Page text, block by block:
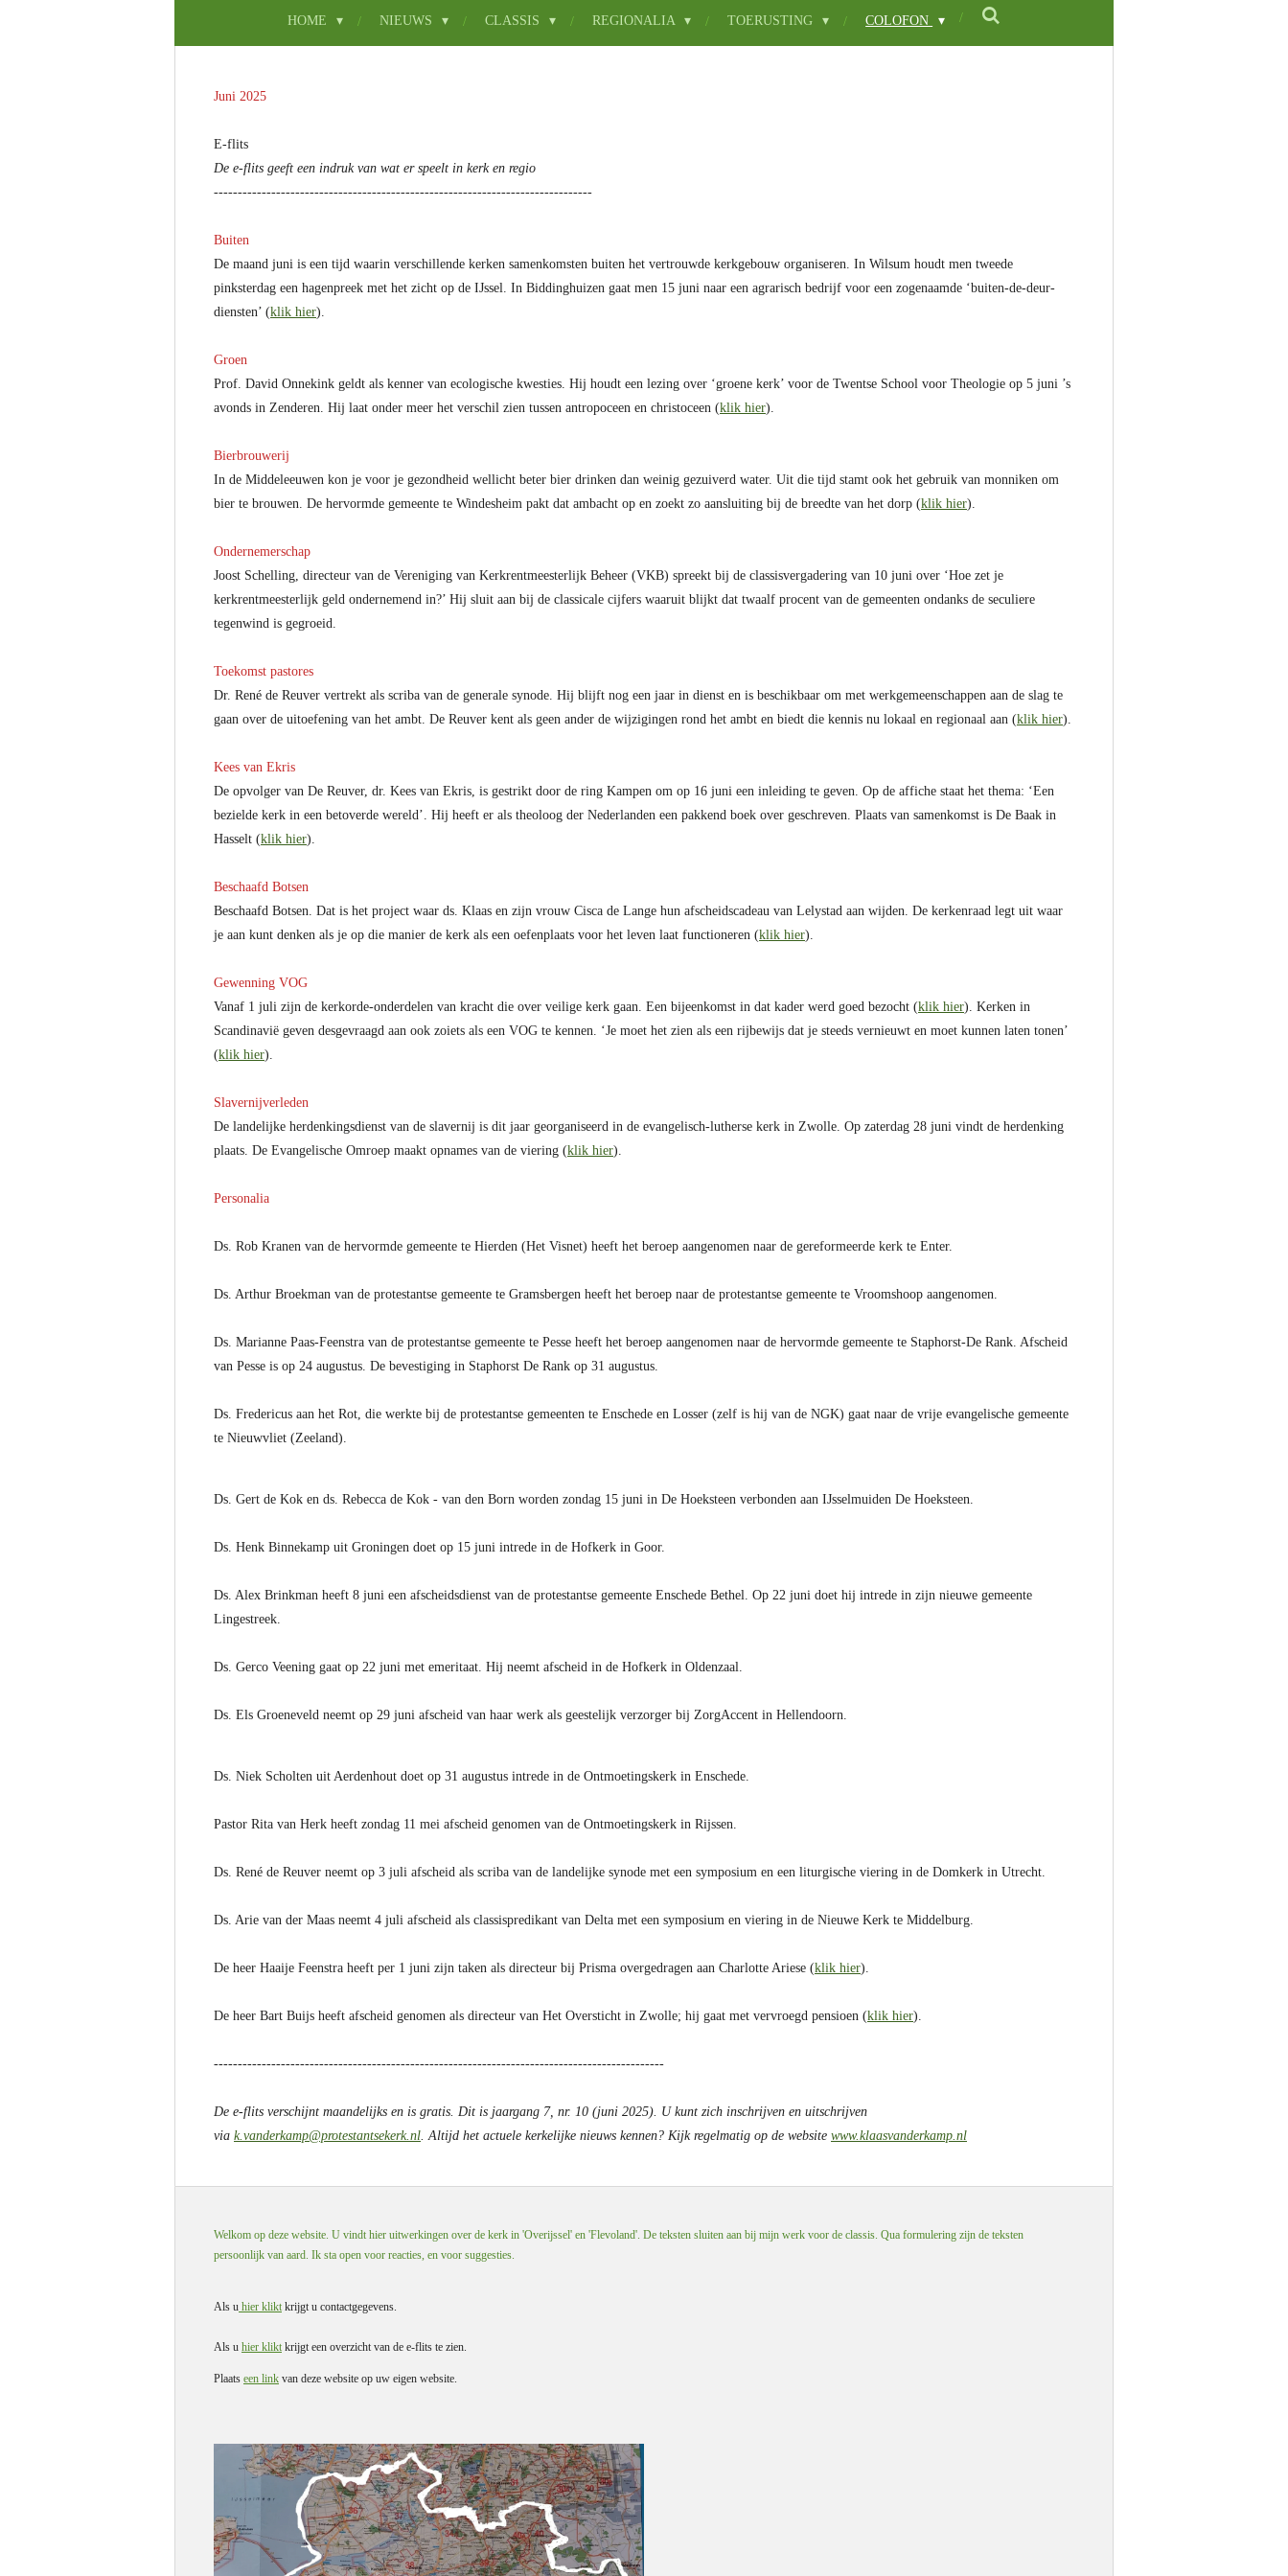
HOME NIEUWS CLASSIS REGIONALIA TOERUSTING COLOFON
Juni 2025
E-flits
De e-flits geeft een indruk van wat er speelt in kerk en regio
-------------------------------------------------------------------------------
Buiten
De maand juni is een tijd waarin verschillende kerken samenkomsten buiten het vertrouwde kerkgebouw organiseren. In Wilsum houdt men tweede
pinksterdag een hagenpreek met het zicht op de IJssel. In Biddinghuizen gaat men 15 juni naar een agrarisch bedrijf voor een zogenaamde ‘buiten-de-deur-
diensten’ (klik hier).
Groen
Prof. David Onnekink geldt als kenner van ecologische kwesties. Hij houdt een lezing over ‘groene kerk’ voor de Twentse School voor Theologie op 5 juni ’s
avonds in Zenderen. Hij laat onder meer het verschil zien tussen antropoceen en christoceen (klik hier).
Bierbrouwerij
In de Middeleeuwen kon je voor je gezondheid wellicht beter bier drinken dan weinig gezuiverd water. Uit die tijd stamt ook het gebruik van monniken om
bier te brouwen. De hervormde gemeente te Windesheim pakt dat ambacht op en zoekt zo aansluiting bij de breedte van het dorp (klik hier).
Ondernemerschap
Joost Schelling, directeur van de Vereniging van Kerkrentmeesterlijk Beheer (VKB) spreekt bij de classisvergadering van 10 juni over ‘Hoe zet je
kerkrentmeesterlijk geld ondernemend in?’ Hij sluit aan bij de classicale cijfers waaruit blijkt dat twaalf procent van de gemeenten ondanks de seculiere
tegenwind is gegroeid.
Toekomst pastores
Dr. René de Reuver vertrekt als scriba van de generale synode. Hij blijft nog een jaar in dienst en is beschikbaar om met werkgemeenschappen aan de slag te
gaan over de uitoefening van het ambt. De Reuver kent als geen ander de wijzigingen rond het ambt en biedt die kennis nu lokaal en regionaal aan (klik hier).
Kees van Ekris
De opvolger van De Reuver, dr. Kees van Ekris, is gestrikt door de ring Kampen om op 16 juni een inleiding te geven. Op de affiche staat het thema: ‘Een
bezielde kerk in een betoverde wereld’. Hij heeft er als theoloog der Nederlanden een pakkend boek over geschreven. Plaats van samenkomst is De Baak in
Hasselt (klik hier).
Beschaafd Botsen
Beschaafd Botsen. Dat is het project waar ds. Klaas en zijn vrouw Cisca de Lange hun afscheidscadeau van Lelystad aan wijden. De kerkenraad legt uit waar
je aan kunt denken als je op die manier de kerk als een oefenplaats voor het leven laat functioneren (klik hier).
Gewenning VOG
Vanaf 1 juli zijn de kerkorde-onderdelen van kracht die over veilige kerk gaan. Een bijeenkomst in dat kader werd goed bezocht (klik hier). Kerken in
Scandinavië geven desgevraagd aan ook zoiets als een VOG te kennen. ‘Je moet het zien als een rijbewijs dat je steeds vernieuwt en moet kunnen laten tonen’
(klik hier).
Slavernijverleden
De landelijke herdenkingsdienst van de slavernij is dit jaar georganiseerd in de evangelisch-lutherse kerk in Zwolle. Op zaterdag 28 juni vindt de herdenking
plaats. De Evangelische Omroep maakt opnames van de viering (klik hier).
Personalia
Ds. Rob Kranen van de hervormde gemeente te Hierden (Het Visnet) heeft het beroep aangenomen naar de gereformeerde kerk te Enter.
Ds. Arthur Broekman van de protestantse gemeente te Gramsbergen heeft het beroep naar de protestantse gemeente te Vroomshoop aangenomen.
Ds. Marianne Paas-Feenstra van de protestantse gemeente te Pesse heeft het beroep aangenomen naar de hervormde gemeente te Staphorst-De Rank. Afscheid
van Pesse is op 24 augustus. De bevestiging in Staphorst De Rank op 31 augustus.
Ds. Fredericus aan het Rot, die werkte bij de protestantse gemeenten te Enschede en Losser (zelf is hij van de NGK) gaat naar de vrije evangelische gemeente
te Nieuwvliet (Zeeland).
Ds. Gert de Kok en ds. Rebecca de Kok - van den Born worden zondag 15 juni in De Hoeksteen verbonden aan IJsselmuiden De Hoeksteen.
Ds. Henk Binnekamp uit Groningen doet op 15 juni intrede in de Hofkerk in Goor.
Ds. Alex Brinkman heeft 8 juni een afscheidsdienst van de protestantse gemeente Enschede Bethel. Op 22 juni doet hij intrede in zijn nieuwe gemeente
Lingestreek.
Ds. Gerco Veening gaat op 22 juni met emeritaat. Hij neemt afscheid in de Hofkerk in Oldenzaal.
Ds. Els Groeneveld neemt op 29 juni afscheid van haar werk als geestelijk verzorger bij ZorgAccent in Hellendoorn.
Ds. Niek Scholten uit Aerdenhout doet op 31 augustus intrede in de Ontmoetingskerk in Enschede.
Pastor Rita van Herk heeft zondag 11 mei afscheid genomen van de Ontmoetingskerk in Rijssen.
Ds. René de Reuver neemt op 3 juli afscheid als scriba van de landelijke synode met een symposium en een liturgische viering in de Domkerk in Utrecht.
Ds. Arie van der Maas neemt 4 juli afscheid als classispredikant van Delta met een symposium en viering in de Nieuwe Kerk te Middelburg.
De heer Haaije Feenstra heeft per 1 juni zijn taken als directeur bij Prisma overgedragen aan Charlotte Ariese (klik hier).
De heer Bart Buijs heeft afscheid genomen als directeur van Het Oversticht in Zwolle; hij gaat met vervroegd pensioen (klik hier).
----------------------------------------------------------------------------------------------
De e-flits verschijnt maandelijks en is gratis. Dit is jaargang 7, nr. 10 (juni 2025). U kunt zich inschrijven en uitschrijven
via k.vanderkamp@protestantsekerk.nl. Altijd het actuele kerkelijke nieuws kennen? Kijk regelmatig op de website www.klaasvanderkamp.nl
Welkom op deze website. U vindt hier uitwerkingen over de kerk in 'Overijssel' en 'Flevoland'. De teksten sluiten aan bij mijn werk voor de classis. Qua formulering zijn de teksten
persoonlijk van aard. Ik sta open voor reacties, en voor suggesties.
Als u hier klikt krijgt u contactgegevens.
Als u hier klikt krijgt een overzicht van de e-flits te zien.
Plaats een link van deze website op uw eigen website.